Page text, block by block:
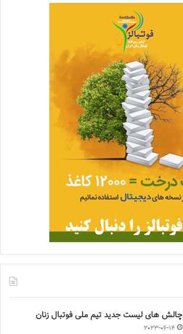
چالش هاى ليست جدید تيم ملى فوتبال زنان
2023-06-14